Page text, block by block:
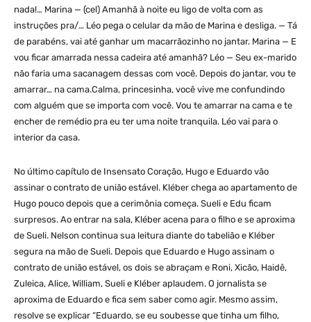
nada!… Marina — (cel) Amanhã à noite eu ligo de volta com as
instruções pra/… Léo pega o celular da mão de Marina e desliga. — Tá
de parabéns, vai até ganhar um macarrãozinho no jantar. Marina — E
vou ficar amarrada nessa cadeira até amanhã? Léo — Seu ex-marido
não faria uma sacanagem dessas com você. Depois do jantar, vou te
amarrar… na cama.Calma, princesinha, você vive me confundindo
com alguém que se importa com você. Vou te amarrar na cama e te
encher de remédio pra eu ter uma noite tranquila. Léo vai para o
interior da casa.
No último capítulo de Insensato Coração, Hugo e Eduardo vão
assinar o contrato de união estável. Kléber chega ao apartamento de
Hugo pouco depois que a cerimônia começa. Sueli e Edu ficam
surpresos. Ao entrar na sala, Kléber acena para o filho e se aproxima
de Sueli. Nelson continua sua leitura diante do tabelião e Kléber
segura na mão de Sueli. Depois que Eduardo e Hugo assinam o
contrato de união estável, os dois se abraçam e Roni, Xicão, Haidê,
Zuleica, Alice, William, Sueli e Kléber aplaudem. O jornalista se
aproxima de Eduardo e fica sem saber como agir. Mesmo assim,
resolve se explicar “Eduardo, se eu soubesse que tinha um filho,